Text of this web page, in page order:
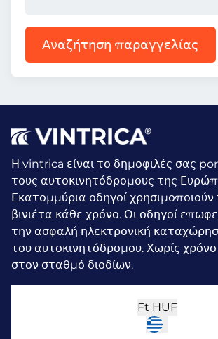
Αναζήτηση παραγγελίας
Η vintrica είναι το δημοφιλές σας
τους αυτοκινητόδρομους της
Εκατομμύρια οδηγοί χρησιμοποιούν
βινιέτα κάθε χρόνο. Οι οδηγοί
την ασφαλή ηλεκτρονική
του αυτοκινητόδρομου. Χωρίς
στον σταθμό διοδίων.
Ft HUF